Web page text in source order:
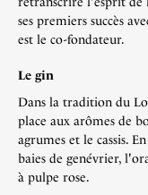
ses premiers succès
est le co-fondateur.
Le gin
Dans la tradition du
place aux arômes de
agrumes et le cassis.
baies de genévrier,
à pulpe rose.